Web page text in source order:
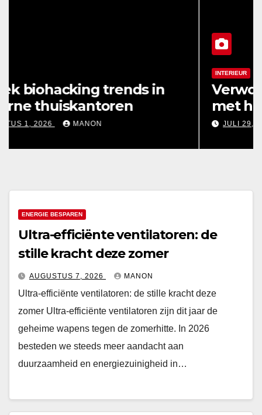
efficiënte ventilatoren: de
kracht deze zomer
AUGUSTUS 7, 2026
ENERGIE BESPAREN
Ultra-efficiënte ventilatoren: de
stille kracht deze zomer
AUGUSTUS 7, 2026 MANON
Ultra-efficiënte ventilatoren: de stille kracht deze
zomer Ultra-efficiënte ventilatoren zijn dit jaar de
geheime wapens tegen de zomerhitte. In 2026
besteden we steeds meer aandacht aan
duurzaamheid en energiezuinigheid in…